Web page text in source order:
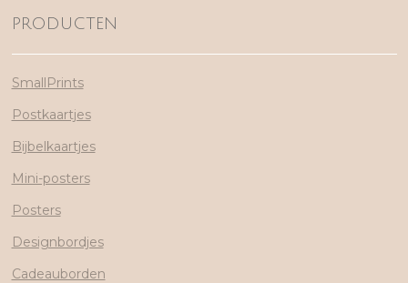
PRODUCTEN
SmallPrints
Postkaartjes
Bijbelkaartjes
Mini-posters
Posters
Designbordjes
Cadeauborden